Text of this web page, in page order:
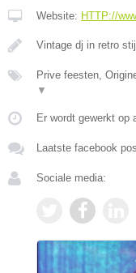
Website: HTTP://
Vintage dj in retro
Prive feesten,
▼
Er wordt gewerkt op
Laatste facebook
Sociale media: